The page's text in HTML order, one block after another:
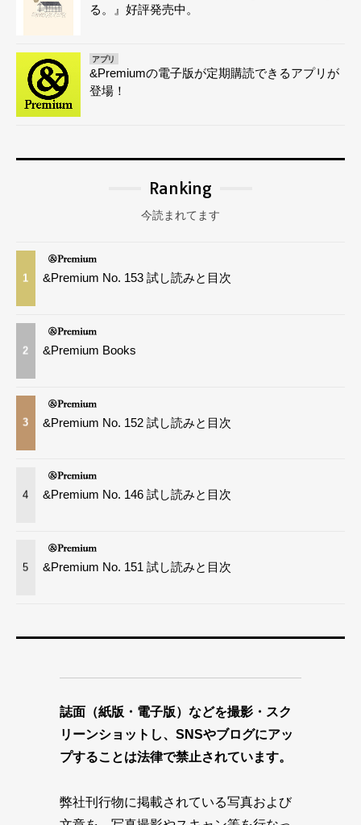
る。』好評発売中。
アプリ
&Premiumの電子版が定期購読できるアプリが
登場！
Ranking
今読まれてます
1 &Premium No. 153 試し読みと目次
2 &Premium Books
3 &Premium No. 152 試し読みと目次
4 &Premium No. 146 試し読みと目次
5 &Premium No. 151 試し読みと目次
誌面（紙版・電子版）などを撮影・スク
リーンショットし、SNSやブログにアッ
プすることは法律で禁止されています。
弊社刊行物に掲載されている写真および